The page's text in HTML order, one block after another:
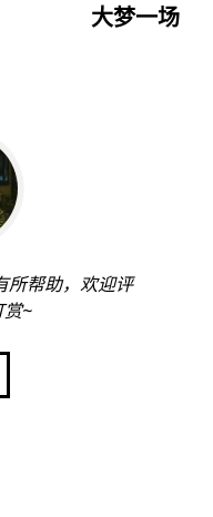
大梦一场
所帮助，欢迎评
~